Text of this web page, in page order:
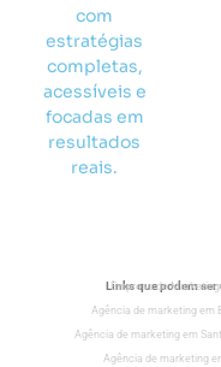
com
estratégias
completas,
acessíveis e
focadas em
resultados
reais.
Links que podem
Empresa de
Agência de marketing em
Agência de marketing em
Agência de marketing